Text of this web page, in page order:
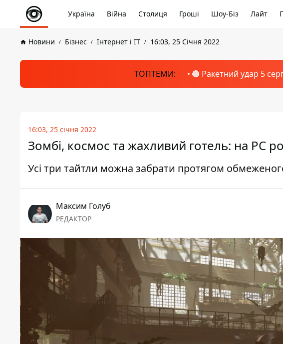
Україна Війна Столиця Гроші Шоу-Біз Лайт
Новини Бізнес Інтернет і ІТ 16:03, 25 Січня 2022
ТОПТЕМИ: 🔴 Ракетний удар 5
16:03, 25 січня 2022
Зомбі, космос та жахливий готель: на PC
Усі три тайтли можна забрати протягом
Максим Голуб
РЕДАКТОР